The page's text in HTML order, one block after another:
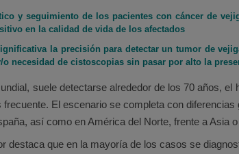
y seguimiento de los pacientes con cáncer de
en la calidad de vida de los afectados
la precisión para detectar un tumor de
necesidad de cistoscopias sin pasar por alto la
suele detectarse alrededor de los 70 años,
El escenario se completa con
así como en América del Norte, frente a Asia
que en la mayoría de los casos se